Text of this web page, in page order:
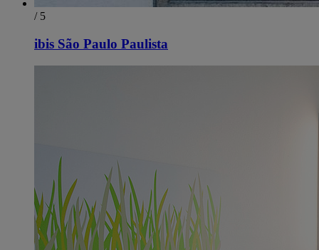
/ 5
ibis São Paulo Paulista